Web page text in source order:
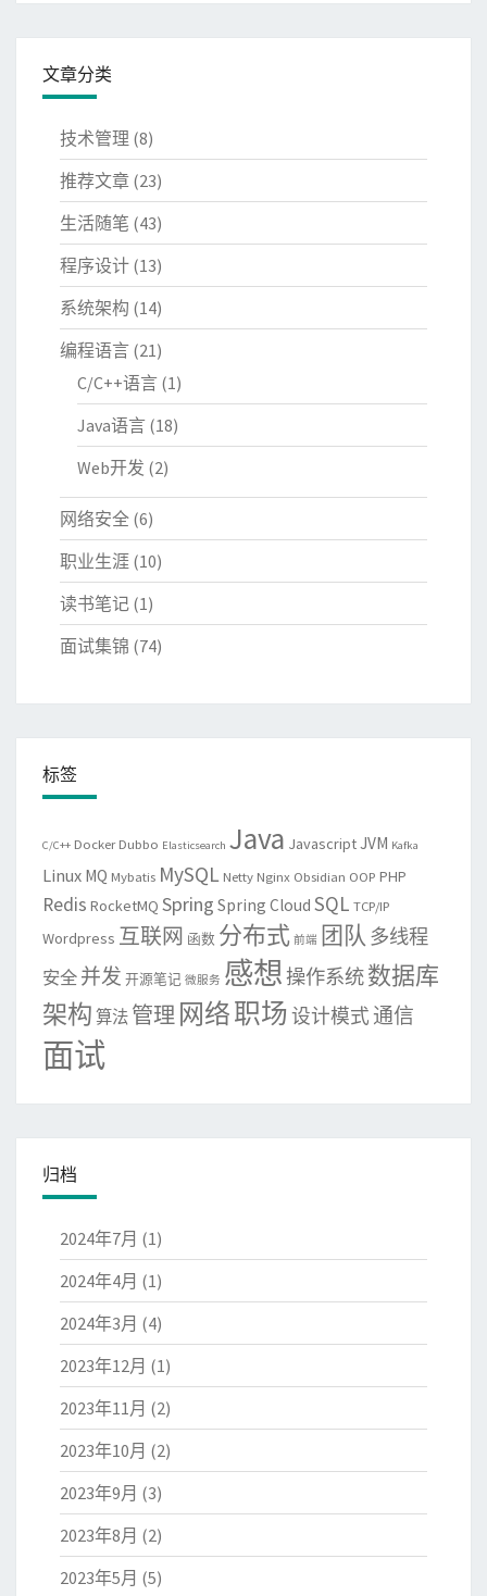
文章分类
技术管理 (8)
推荐文章 (23)
生活随笔 (43)
程序设计 (13)
系统架构 (14)
编程语言 (21)
C/C++语言 (1)
Java语言 (18)
Web开发 (2)
网络安全 (6)
职业生涯 (10)
读书笔记 (1)
面试集锦 (74)
标签
C/C++ Docker Dubbo Elasticsearch Java JavascriptJVM Kafka
Linux MQ Mybatis MySQL Netty Nginx Obsidian OOP PHP
Redis RocketMQ Spring Spring Cloud SQL TCP/IP
Wordpress 互联网 函数 分布式 前端 团队 多线程
安全 并发 开源笔记 微服务 感想操作系统数据库
架构 算法 管理 网络职场设计模式通信
面试
归档
2024年7月 (1)
2024年4月 (1)
2024年3月 (4)
2023年12月 (1)
2023年11月 (2)
2023年10月 (2)
2023年9月 (3)
2023年8月 (2)
2023年5月 (5)